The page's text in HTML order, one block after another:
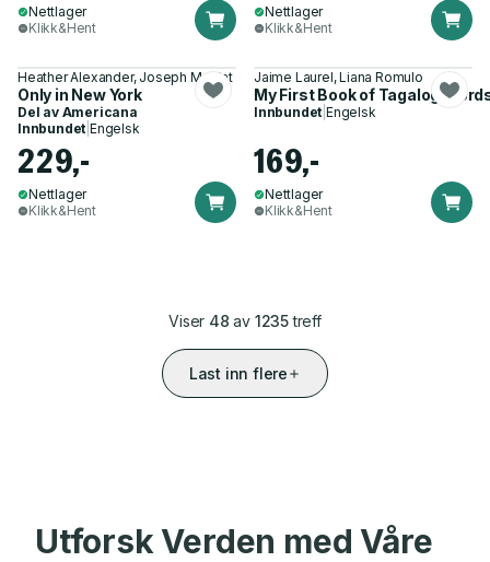
Nettlager
Klikk&Hent
Nettlager
Klikk&Hent
Heather Alexander, Joseph Moffat
Only in New York
Del av Americana
Innbundet |Engelsk
229,-
Nettlager
Klikk&Hent
Jaime Laurel, Liana Romulo
My First Book of Tagalog
Innbundet |Engelsk
169,-
Nettlager
Klikk&Hent
Viser 48 av 1235treff
Last inn flere
Utforsk Verden med Våre